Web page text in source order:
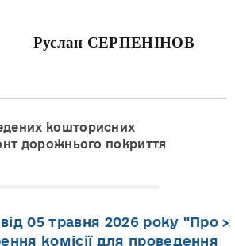
СЕРПЕНІНОВ
кошторисних
дорожнього покриття
05 травня 2026 року "Про
комісії для проведення